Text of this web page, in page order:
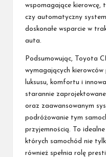
wspomagające kierowcę,
czy automatyczny
doskonałe wsparcie w
auta.
Podsumowując, Toyota
wymagających kierowców
luksusu, komfortu i
starannie
oraz zaawansowanym
podróżowanie tym
przyjemnością. To
których samochód nie
również spełnia rolę